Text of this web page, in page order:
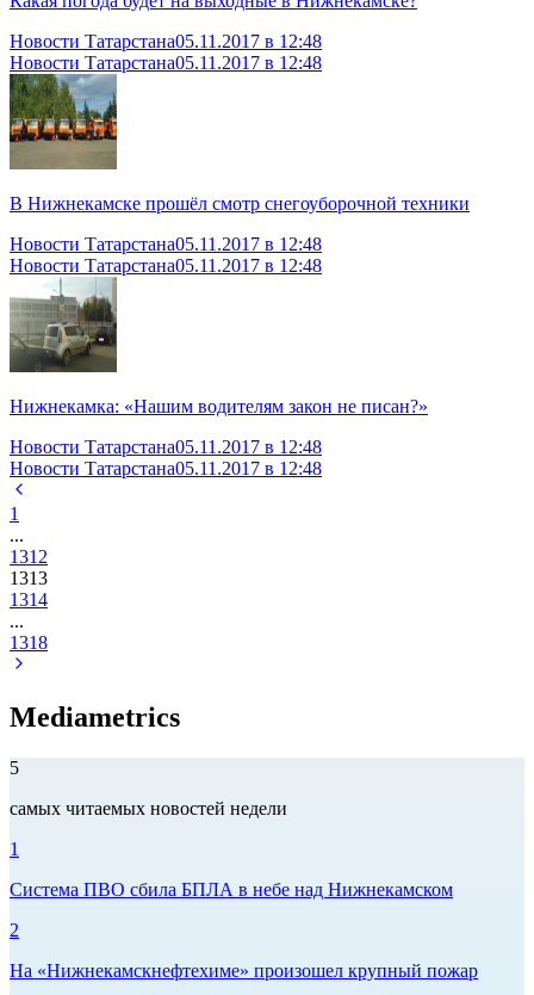
Новости Татарстана05.11.2017 в 12:48
Новости Татарстана05.11.2017 в 12:48
В Нижнекамске прошёл смотр снегоуборочной техники
Новости Татарстана05.11.2017 в 12:48
Новости Татарстана05.11.2017 в 12:48
Нижнекамка: «Нашим водителям закон не писан?»
Новости Татарстана05.11.2017 в 12:48
Новости Татарстана05.11.2017 в 12:48
1
...
1312
1313
1314
...
1318
Mediametrics
5
самых читаемых новостей недели
1
Система ПВО сбила БПЛА в небе над Нижнекамском
2
На «Нижнекамскнефтехиме» произошел крупный пожар